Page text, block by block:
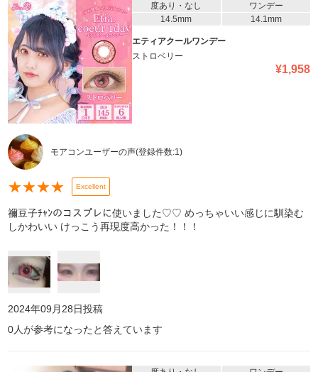
度あり・なし
ワンデー
14.5mm
14.1mm
エティアクールワンデー
ストロベリー
¥1,958
モアコンユーザーの声(登録件数:1)
★★★★ Excellent
禰豆子ﾁｬﾝのコスプレに使いました♡♡ めっちゃいい感じに馴染む
しかわいい けっこう再現度高かった！！！
2024年09月28日投稿
0人が参考になったと答えています